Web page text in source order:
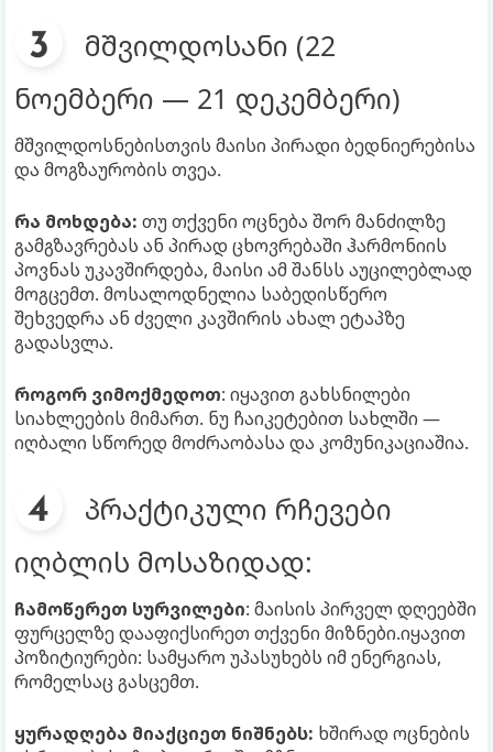
მშვილდოსანი (22
ნოემბერი — 21 დეკემბერი)
მშვილდოსნებისთვის მაისი პირადი ბედნიერებისა
და მოგზაურობის თვეა.
რა მოხდება: თუ თქვენი ოცნება შორ მანძილზე
გამგზავრებას ან პირად ცხოვრებაში ჰარმონიის
პოვნას უკავშირდება, მაისი ამ შანსს აუცილებლად
მოგცემთ. მოსალოდნელია საბედისწერო
შეხვედრა ან ძველი კავშირის ახალ ეტაპზე
გადასვლა.
როგორ ვიმოქმედოთ: იყავით გახსნილები
სიახლეების მიმართ. ნუ ჩაიკეტებით სახლში —
იღბალი სწორედ მოძრაობასა და კომუნიკაციაშია.
პრაქტიკული რჩევები
იღბლის მოსაზიდად:
ჩამოწერეთ სურვილები: მაისის პირველ დღეებში
ფურცელზე დააფიქსირეთ თქვენი მიზნები.იყავით
პოზიტიურები: სამყარო უპასუხებს იმ ენერგიას,
რომელსაც გასცემთ.
ყურადღება მიაქციეთ ნიშნებს: ხშირად ოცნების